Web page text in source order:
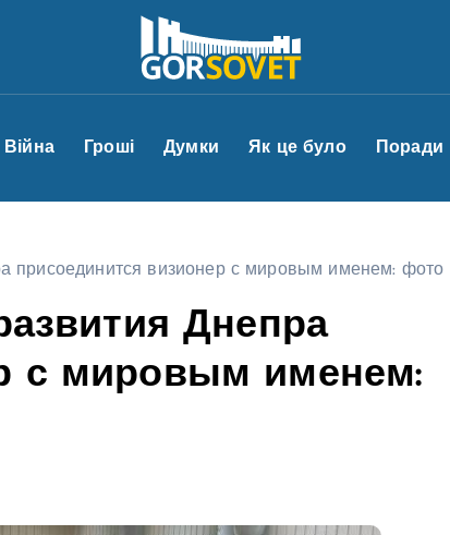
Війна Гроші Думки Як це було Поради
присоединится визионер с мировым именем: фото
Днепра
с мировым именем: